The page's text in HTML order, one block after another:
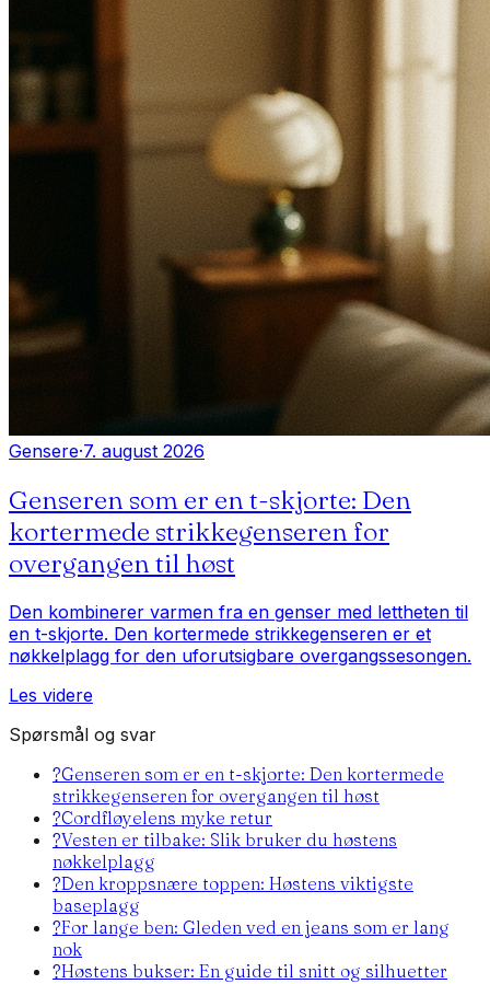
Gensere·7. august 2026
Genseren som er en t-skjorte: Den
kortermede strikkegenseren for
overgangen til høst
Den kombinerer varmen fra en genser med lettheten til
en t-skjorte. Den kortermede strikkegenseren er et
nøkkelplagg for den uforutsigbare overgangssesongen.
Les videre
Spørsmål og svar
?Genseren som er en t-skjorte: Den kortermede
strikkegenseren for overgangen til høst
?Cordfløyelens myke retur
?Vesten er tilbake: Slik bruker du høstens
nøkkelplagg
?Den kroppsnære toppen: Høstens viktigste
baseplagg
?For lange ben: Gleden ved en jeans som er lang
nok
?Høstens bukser: En guide til snitt og silhuetter